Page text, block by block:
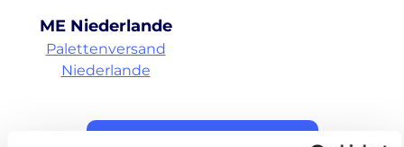
ME Niederlande
Palettenversand
Niederlande